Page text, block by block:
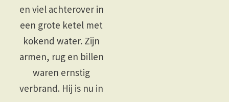
en viel achterover in
een grote ketel met
kokend water. Zijn
armen, rug en billen
waren ernstig
verbrand. Hij is nu in